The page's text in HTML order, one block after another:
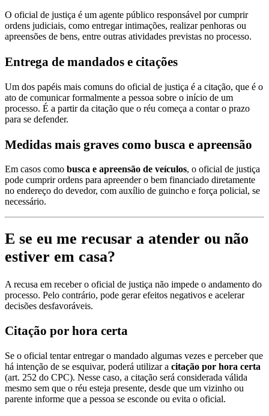
O oficial de justiça é um agente público responsável por cumprir
ordens judiciais, como entregar intimações, realizar penhoras ou
apreensões de bens, entre outras atividades previstas no processo.
Entrega de mandados e citações
Um dos papéis mais comuns do oficial de justiça é a citação, que é o
ato de comunicar formalmente a pessoa sobre o início de um
processo. É a partir da citação que o réu começa a contar o prazo
para se defender.
Medidas mais graves como busca e apreensão
Em casos como busca e apreensão de veículos, o oficial de justiça
pode cumprir ordens para apreender o bem financiado diretamente
no endereço do devedor, com auxílio de guincho e força policial, se
necessário.
E se eu me recusar a atender ou não
estiver em casa?
A recusa em receber o oficial de justiça não impede o andamento do
processo. Pelo contrário, pode gerar efeitos negativos e acelerar
decisões desfavoráveis.
Citação por hora certa
Se o oficial tentar entregar o mandado algumas vezes e perceber que
há intenção de se esquivar, poderá utilizar a citação por hora certa
(art. 252 do CPC). Nesse caso, a citação será considerada válida
mesmo sem que o réu esteja presente, desde que um vizinho ou
parente informe que a pessoa se esconde ou evita o oficial.